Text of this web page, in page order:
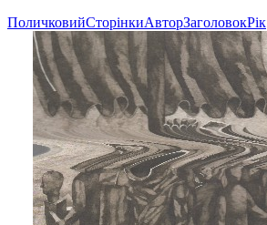
ПоличковийСторінкиАвторЗаголовокРік